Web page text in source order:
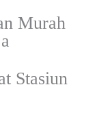
Murah
Stasiun